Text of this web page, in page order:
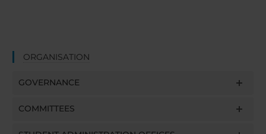
ORGANISATION
GOVERNANCE
COMMITTEES